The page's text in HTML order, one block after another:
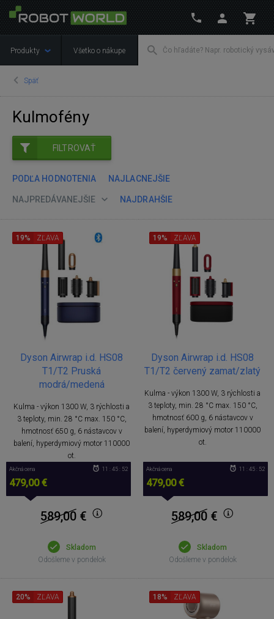
Produkty Všetko o nákupe
Späť
Kulmofény
FILTROVAŤ
PODĽA HODNOTENIA NAJLACNEJŠIE
NAJPREDÁVANEJŠIE NAJDRAHŠIE
Dyson Airwrap i.d. HS08
T1/T2 Pruská
modrá/medená
Kulma - výkon 1300 W, 3 rýchlosti a
3 teploty, min. 28 °C max. 150 °C,
hmotnosť 650 g, 6 nástavcov v
balení, hyperdymiový motor 110000
ot.
19% ZĽAVA
Akčná cena
479,00 €
11 : 45 : 51
589,00 €
Skladom
Odošleme v pondelok
Dyson Airwrap i.d. HS08
T1/T2 červený zamat/zlatý
Kulma - výkon 1300 W, 3 rýchlosti a
3 teploty, min. 28 °C max. 150 °C,
hmotnosť 600 g, 6 nástavcov v
balení, hyperdymiový motor 110000
ot.
19% ZĽAVA
Akčná cena
479,00 €
11 : 45 : 51
589,00 €
Skladom
Odošleme v pondelok
20% ZĽAVA 18% ZĽAVA